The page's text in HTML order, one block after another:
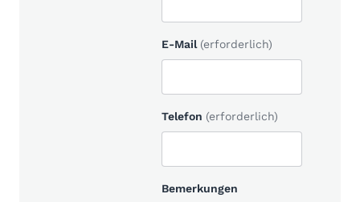
E-Mail (erforderlich)
Telefon (erforderlich)
Bemerkungen